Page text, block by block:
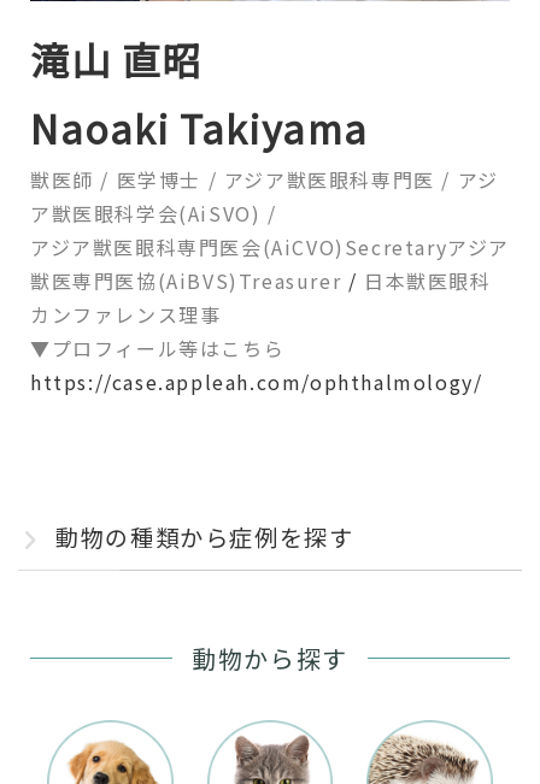
滝山 直昭
Naoaki Takiyama
獣医師 / 医学博士 / アジア獣医眼科専門医 / アジ
ア獣医眼科学会(AiSVO) /
アジア獣医眼科専門医会(AiCVO)Secretaryアジア
獣医専門医協(AiBVS)Treasurer / 日本獣医眼科
カンファレンス理事
▼プロフィール等はこちら
https://case.appleah.com/ophthalmology/
動物の種類から症例を探す
動物から探す